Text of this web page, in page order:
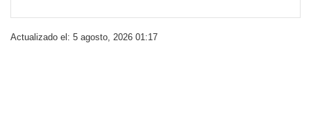
Actualizado el: 5 agosto, 2026 01:17